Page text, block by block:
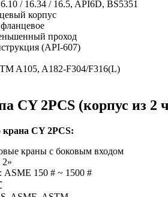
/ 16.34 / 16.5, API6D, BS5351
корпус
проход
(API-607)
A105, A182-F304/F316(L)
CY 2PCS (корпус из 2
CY 2PCS:
краны с боковым входом
2»
150 # ~ 1500 #